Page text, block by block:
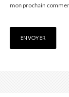
mon prochain